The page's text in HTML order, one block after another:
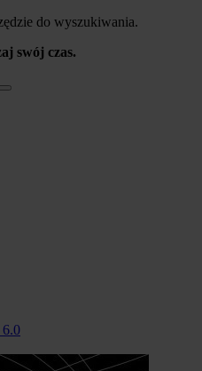
do wyszukiwania.
swój czas.
6.0